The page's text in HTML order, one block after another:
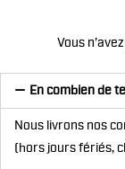
Vous
En combien de
Nous livrons nos
(hors jours fériés,